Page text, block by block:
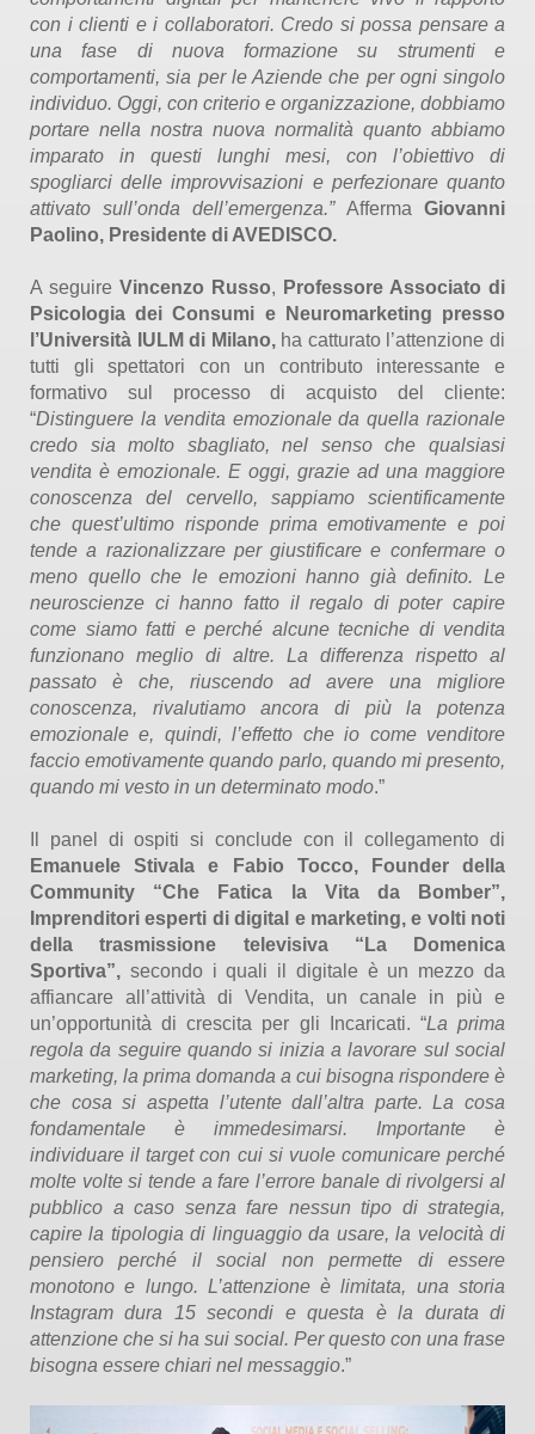
con i clienti e i collaboratori. Credo si possa pensare a
una fase di nuova formazione su strumenti e
comportamenti, sia per le Aziende che per ogni singolo
individuo. Oggi, con criterio e organizzazione, dobbiamo
portare nella nostra nuova normalità quanto abbiamo
imparato in questi lunghi mesi, con l’obiettivo di
spogliarci delle improvvisazioni e perfezionare quanto
attivato sull’onda dell’emergenza.” Afferma Giovanni
Paolino, Presidente di AVEDISCO.
A seguire Vincenzo Russo, Professore Associato di
Psicologia dei Consumi e Neuromarketing presso
l’Università IULM di Milano,ha catturato l’attenzione di
tutti gli spettatori con un contributo interessante e
formativo sul processo di acquisto del cliente:
“Distinguere la vendita emozionale da quella razionale
credo sia molto sbagliato, nel senso che qualsiasi
vendita è emozionale. E oggi, grazie ad una maggiore
conoscenza del cervello, sappiamo scientificamente
che quest’ultimo risponde prima emotivamente e poi
tende a razionalizzare per giustificare e confermare o
meno quello che le emozioni hanno già definito. Le
neuroscienze ci hanno fatto il regalo di poter capire
come siamo fatti e perché alcune tecniche di vendita
funzionano meglio di altre. La differenza rispetto al
passato è che, riuscendo ad avere una migliore
conoscenza, rivalutiamo ancora di più la potenza
emozionale e, quindi, l’effetto che io come venditore
faccio emotivamente quando parlo, quando mi presento,
quando mi vesto in un determinato modo.”
Il panel di ospiti si conclude con il collegamento di
Emanuele Stivala e Fabio Tocco, Founder della
Community “Che Fatica la Vita da Bomber”,
Imprenditori esperti di digital e marketing, e volti noti
della trasmissione televisiva “La Domenica
Sportiva”, secondo i quali il digitale è un mezzo da
affiancare all’attività di Vendita, un canale in più e
un’opportunità di crescita per gli Incaricati. “La prima
regola da seguire quando si inizia a lavorare sul social
marketing, la prima domanda a cui bisogna rispondere è
che cosa si aspetta l’utente dall’altra parte. La cosa
fondamentale è immedesimarsi. Importante è
individuare il target con cui si vuole comunicare perché
molte volte si tende a fare l’errore banale di rivolgersi al
pubblico a caso senza fare nessun tipo di strategia,
capire la tipologia di linguaggio da usare, la velocità di
pensiero perché il social non permette di essere
monotono e lungo. L’attenzione è limitata, una storia
Instagram dura 15 secondi e questa è la durata di
attenzione che si ha sui social. Per questo con una frase
bisogna essere chiari nel messaggio.”